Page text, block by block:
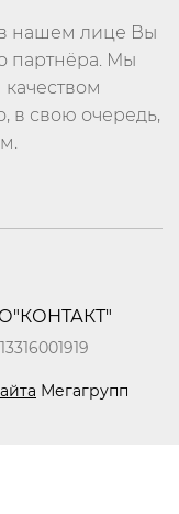
нашем лице Вы
партнёра. Мы
в свою очередь,
Мегагрупп